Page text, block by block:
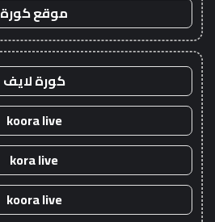
موقع كورة
كورة لايف
koora live
kora live
koora live